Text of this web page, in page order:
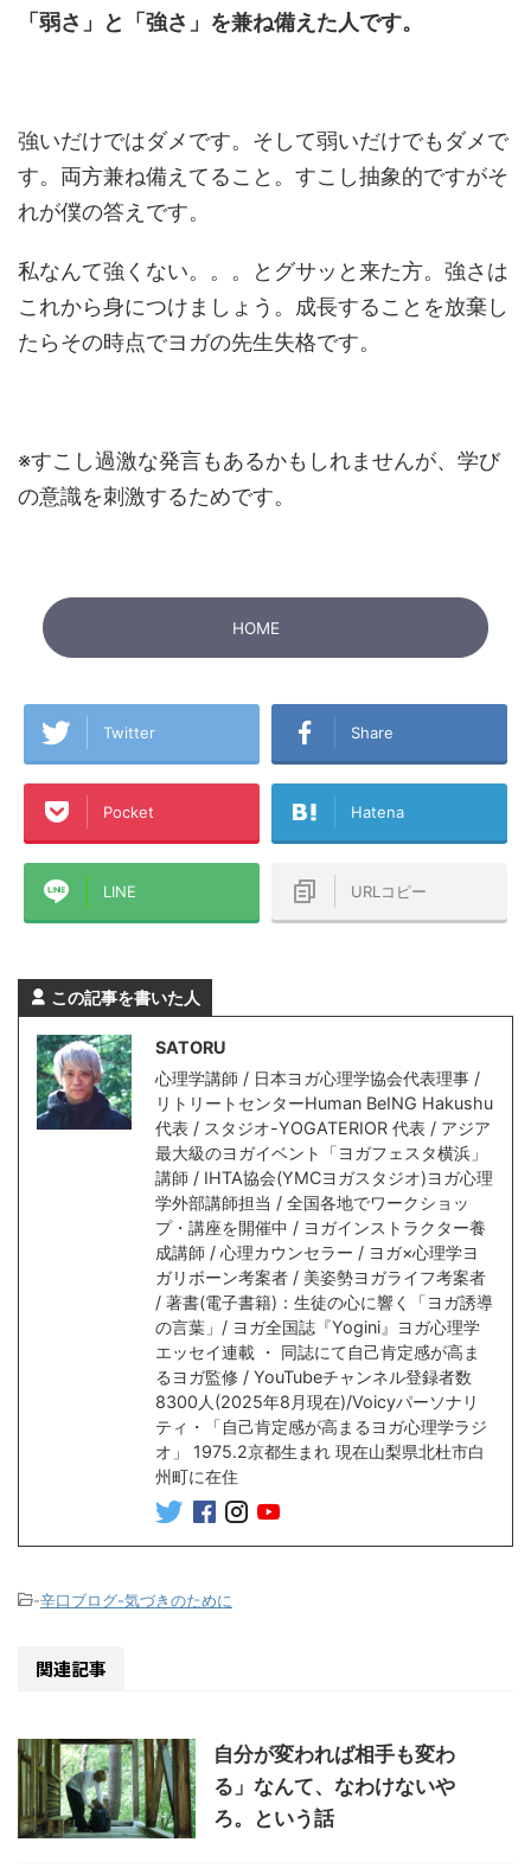
「弱さ」と「強さ」 を兼ね備えた人です。
強いだけではダメです。そして弱いだけでもダメで
す。両方兼ね備えてること。すこし抽象的ですがそ
れが僕の答えです。
私なんて強くない。。。とグサッと来た方。強さは
これから身につけましょう。成長することを放棄し
たらその時点でヨガの先生失格です。
※すこし過激な発言もあるかもしれませんが、学び
の意識を刺激するためです。
HOME
Twitter Share
Pocket Hatena
LINE URLコピー
この記事を書いた人
SATORU
心理学講師 / 日本ヨガ心理学協会代表理事 /
リトリートセンターHuman BeING Hakushu
代表 / スタジオ-YOGATERIOR 代表 / アジア
最大級のヨガイベント「ヨガフェスタ横浜」
講師 / IHTA協会(YMCヨガスタジオ)ヨガ心理
学外部講師担当 / 全国各地でワークショッ
プ・講座を開催中 / ヨガインストラクター養
成講師 / 心理カウンセラー / ヨガ×心理学ヨ
ガリボーン考案者 / 美姿勢ヨガライフ考案者
/ 著書(電子書籍)：生徒の心に響く「ヨガ誘導
の言葉」/ ヨガ全国誌『Yogini』ヨガ心理学
エッセイ連載 ・ 同誌にて自己肯定感が高ま
るヨガ監修 / YouTubeチャンネル登録者数
8300人(2025年8月現在)/Voicyパーソナリ
ティ・「自己肯定感が高まるヨガ心理学ラジ
オ」 1975.2京都生まれ 現在山梨県北杜市白
州町に在住
-辛口ブログ-気づきのために
関連記事
自分が変われば相手も変わ
る」なんて、なわけないや
ろ。という話